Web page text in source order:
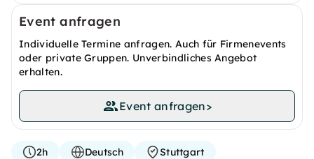
Event anfragen
Individuelle Termine anfragen. Auch für Firmenevents
oder private Gruppen. Unverbindliches Angebot
erhalten.
Event anfragen>
2h Deutsch Stuttgart